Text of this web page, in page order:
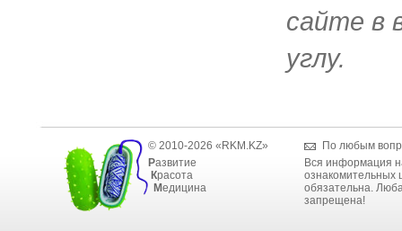
сайте в
углу.
© 2010-2026 «RKM.KZ»
Развитие
Красота
Медицина
По любым
Вся информация
ознакомительных
обязательна.
запрещена!